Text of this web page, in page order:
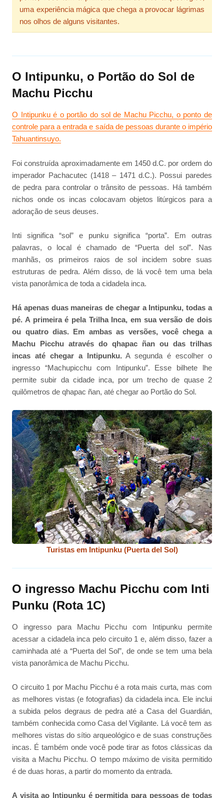
uma experiência mágica que chega a provocar lágrimas
nos olhos de alguns visitantes.
O Intipunku, o Portão do Sol de
Machu Picchu
O Intipunku é o portão do sol de Machu Picchu, o ponto de
controle para a entrada e saída de pessoas durante o império
Tahuantinsuyo.
Foi construída aproximadamente em 1450 d.C. por ordem do
imperador Pachacutec (1418 – 1471 d.C.). Possui paredes
de pedra para controlar o trânsito de pessoas. Há também
nichos onde os incas colocavam objetos litúrgicos para a
adoração de seus deuses.
Inti significa “sol” e punku significa “porta”. Em outras
palavras, o local é chamado de “Puerta del sol”. Nas
manhãs, os primeiros raios de sol incidem sobre suas
estruturas de pedra. Além disso, de lá você tem uma bela
vista panorâmica de toda a cidadela inca.
Há apenas duas maneiras de chegar a Intipunku, todas a
pé. A primeira é pela Trilha Inca, em sua versão de dois
ou quatro dias. Em ambas as versões, você chega a
Machu Picchu através do qhapac ñan ou das trilhas
incas até chegar a Intipunku.A segunda é escolher o
ingresso “Machupicchu com Intipunku”. Esse bilhete lhe
permite subir da cidade inca, por um trecho de quase 2
quilômetros de qhapac ñan, até chegar ao Portão do Sol.
Turistas em Intipunku (Puerta del Sol)
O ingresso Machu Picchu com Inti
Punku (Rota 1C)
O ingresso para Machu Picchu com Intipunku permite
acessar a cidadela inca pelo circuito 1 e, além disso, fazer a
caminhada até a “Puerta del Sol”, de onde se tem uma bela
vista panorâmica de Machu Picchu.
O circuito 1 por Machu Picchu é a rota mais curta, mas com
as melhores vistas (e fotografias) da cidadela inca. Ele inclui
a subida pelos degraus de pedra até a Casa del Guardián,
também conhecida como Casa del Vigilante. Lá você tem as
melhores vistas do sítio arqueológico e de suas construções
incas. É também onde você pode tirar as fotos clássicas da
visita a Machu Picchu. O tempo máximo de visita permitido
é de duas horas, a partir do momento da entrada.
A visita ao Intipunku é permitida para pessoas de todas